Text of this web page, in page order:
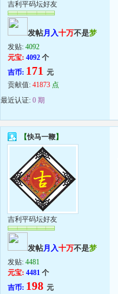
吉利平码坛好友
发帖月入十万不是梦
发贴: 4092
元宝: 4092 个
吉币: 171 元
贡献值: 41873 点
最近认证: 0 期
【快马一鞭】
吉利平码坛好友
发帖月入十万不是梦
发贴: 4481
元宝: 4481 个
吉币: 198 元